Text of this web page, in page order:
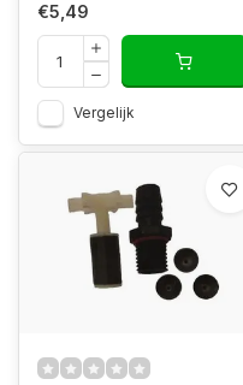
€5,49
Vergelijk